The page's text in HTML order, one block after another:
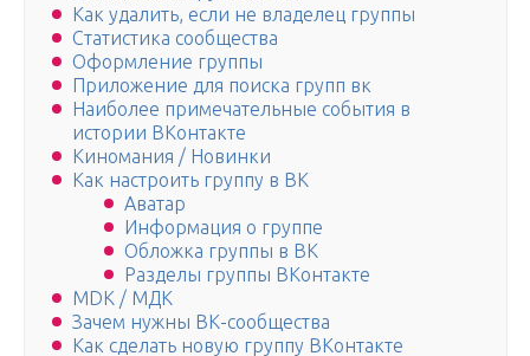
Как удалить, если не владелец группы
Статистика сообщества
Оформление группы
Приложение для поиска групп вк
Наиболее примечательные события в
истории ВКонтакте
Киномания / Новинки
Как настроить группу в ВК
Аватар
Информация о группе
Обложка группы в ВК
Разделы группы ВКонтакте
MDK / МДК
Зачем нужны ВК-сообщества
Как сделать новую группу ВКонтакте